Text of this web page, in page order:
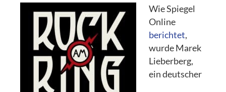
Wie Spiegel
Online
berichtet,
wurde Marek
Lieberberg,
ein deutscher